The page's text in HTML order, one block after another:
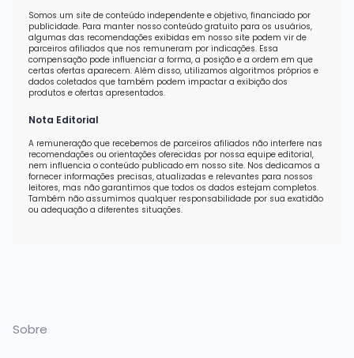
Somos um site de conteúdo independente e objetivo, financiado por
publicidade. Para manter nosso conteúdo gratuito para os usuários,
algumas das recomendações exibidas em nosso site podem vir de
parceiros afiliados que nos remuneram por indicações. Essa
compensação pode influenciar a forma, a posição e a ordem em que
certas ofertas aparecem. Além disso, utilizamos algoritmos próprios e
dados coletados que também podem impactar a exibição dos
produtos e ofertas apresentados.
Nota Editorial
A remuneração que recebemos de parceiros afiliados não interfere nas
recomendações ou orientações oferecidas por nossa equipe editorial,
nem influencia o conteúdo publicado em nosso site. Nos dedicamos a
fornecer informações precisas, atualizadas e relevantes para nossos
leitores, mas não garantimos que todos os dados estejam completos.
Também não assumimos qualquer responsabilidade por sua exatidão
ou adequação a diferentes situações.
Sobre